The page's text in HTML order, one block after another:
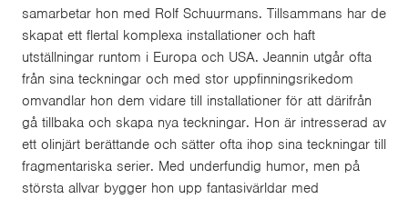
samarbetar hon med Rolf Schuurmans. Tillsammans har de
skapat ett flertal komplexa installationer och haft
utställningar runtom i Europa och USA. Jeannin utgår ofta
från sina teckningar och med stor uppfinningsrikedom
omvandlar hon dem vidare till installationer för att därifrån
gå tillbaka och skapa nya teckningar. Hon är intresserad av
ett olinjärt berättande och sätter ofta ihop sina teckningar till
fragmentariska serier. Med underfundig humor, men på
största allvar bygger hon upp fantasivärldar med